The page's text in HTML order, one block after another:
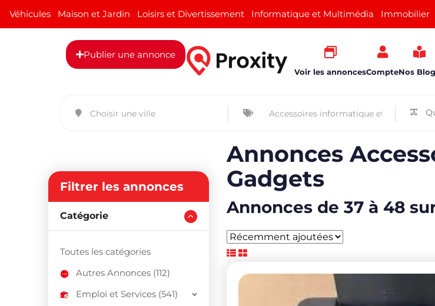
Véhicules Maison et Jardin Loisirs et Divertissement Informatique et Multimédia Immobilier
Publier une annonce
Voir les annoncesCompteNos
Filtrer les annonces
Catégorie
Toutes les catégories
Autres Annonces (112)
Emploi et Services (541)
Annonces
Gadgets
Annonces de 37 à 48